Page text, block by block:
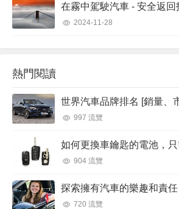
在霧中駕駛汽車 - 安全返回
2024-11-28
熱門閱讀
世界汽車品牌排名 [銷量、
997 流覽
如何更換車鑰匙的電池，只
904 流覽
探索擁有汽車的樂趣和責任
720 流覽